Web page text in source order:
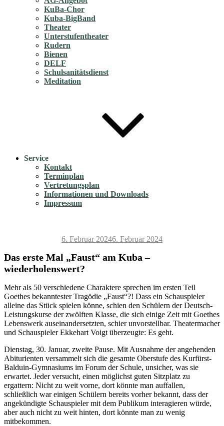
KuBa-Chor
Kuba-BigBand
Theater
Unterstufentheater
Rudern
Bienen
DELF
Schulsanitätsdienst
Meditation
Service
Kontakt
Terminplan
Vertretungsplan
Informationen und Downloads
Impressum
Veröffentlicht
6. Februar 20246. Februar 2024
Das erste Mal „Faust“ am Kuba –
wiederholenswert?
Mehr als 50 verschiedene Charaktere sprechen im ersten Teil
Goethes bekanntester Tragödie „Faust“?! Dass ein Schauspieler
alleine das Stück spielen könne, schien den Schülern der Deutsch-
Leistungskurse der zwölften Klasse, die sich einige Zeit mit Goethes
Lebenswerk auseinandersetzten, schier unvorstellbar. Theatermacher
und Schauspieler Ekkehart Voigt überzeugte: Es geht.
Dienstag, 30. Januar, zweite Pause. Mit Ausnahme der angehenden
Abiturienten versammelt sich die gesamte Oberstufe des Kurfürst-
Balduin-Gymnasiums im Forum der Schule, unsicher, was sie
erwartet. Jeder versucht, einen möglichst guten Sitzplatz zu
ergattern: Nicht zu weit vorne, dort könnte man auffallen,
schließlich war einigen Schülern bereits vorher bekannt, dass der
angekündigte Schauspieler mit dem Publikum interagieren würde,
aber auch nicht zu weit hinten, dort könnte man zu wenig
mitbekommen.